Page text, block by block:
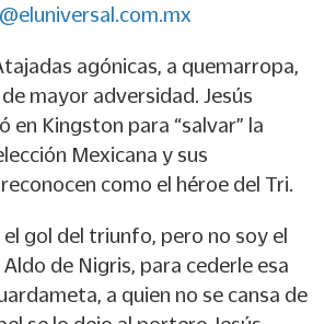
agónicas, a quemarropa,
mayor adversidad. Jesús
en Kingston para “salvar” la
Mexicana y sus
como el héroe del Tri.
el gol del triunfo, pero no soy el
Aldo de Nigris, para cederle esa
a quien no se cansa de